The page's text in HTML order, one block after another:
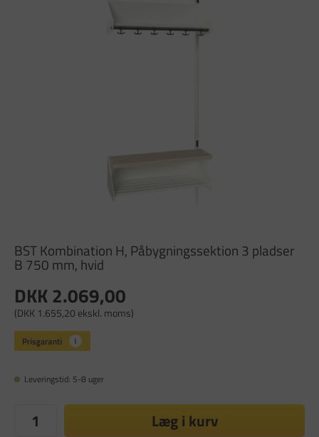
BST Kombination H, Påbygningssektion 3 pladser
B 750 mm, hvid
DKK 2.069,00
(DKK 1.655,20 ekskl. moms)
Leveringstid: 5-8 uger
Læg i kurv